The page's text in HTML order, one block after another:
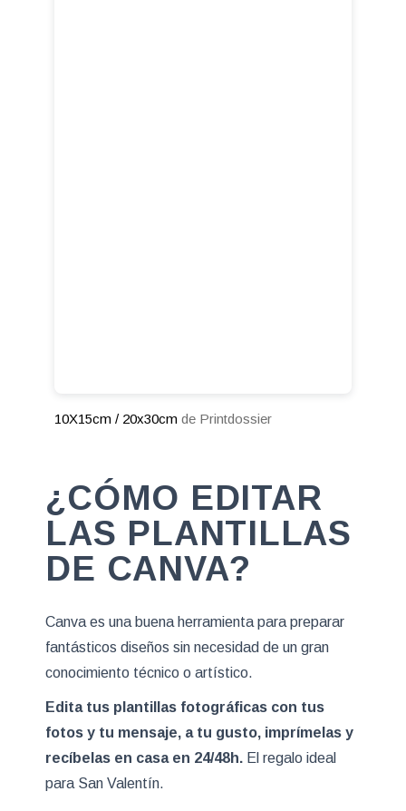
10X15cm / 20x30cm de Printdossier
¿CÓMO EDITAR
LAS PLANTILLAS
DE CANVA?
Canva es una buena herramienta para preparar
fantásticos diseños sin necesidad de un gran
conocimiento técnico o artístico.
Edita tus plantillas fotográficas con tus
fotos y tu mensaje, a tu gusto, imprímelas y
recíbelas en casa en 24/48h. El regalo ideal
para San Valentín.